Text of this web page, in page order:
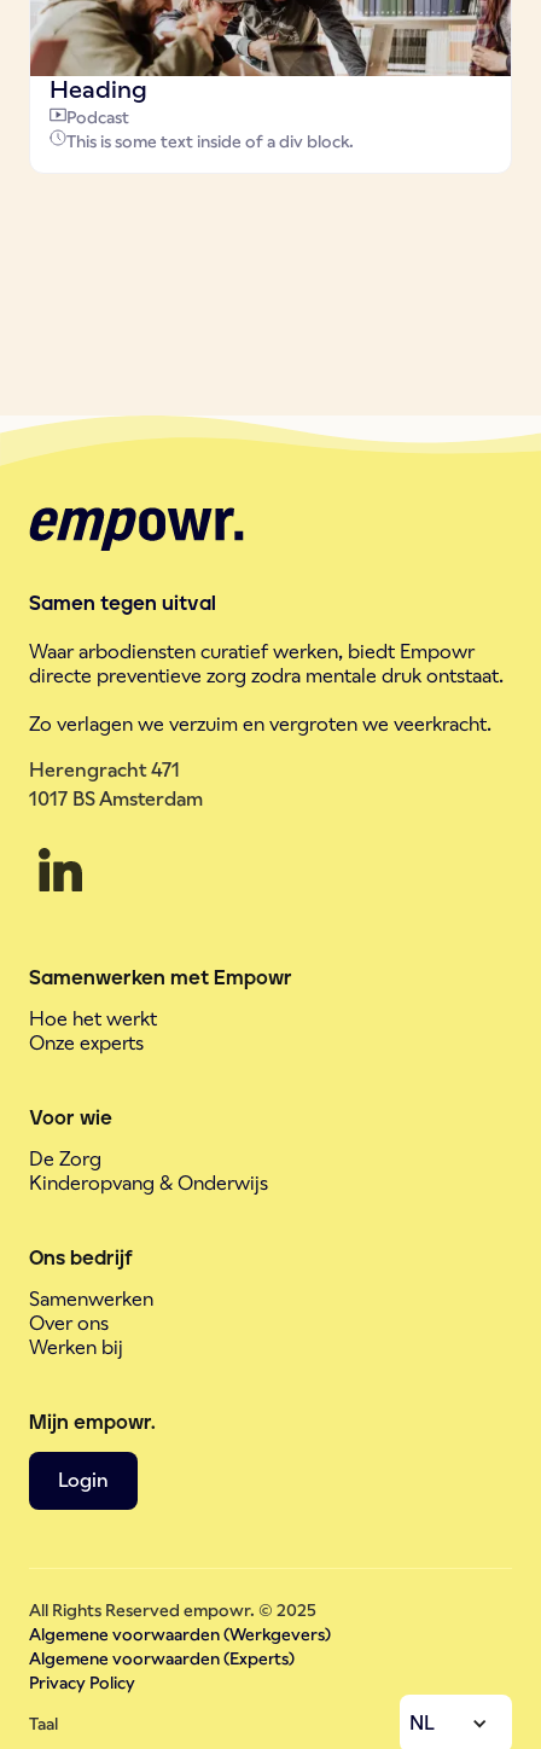
Heading
Podcast
This is some text inside of a div block.
Samen tegen uitval
Waar arbodiensten curatief werken, biedt Empowr
directe preventieve zorg zodra mentale druk ontstaat.
Zo verlagen we verzuim en vergroten we veerkracht.
Herengracht 471
1017 BS Amsterdam
Samenwerken met Empowr
Hoe het werkt
Onze experts
Voor wie
De Zorg
Kinderopvang & Onderwijs
Ons bedrijf
Samenwerken
Over ons
Werken bij
Mijn empowr.
Login
All Rights Reserved empowr. © 2025
Algemene voorwaarden (Werkgevers)
Algemene voorwaarden (Experts)
Privacy Policy
Taal NL